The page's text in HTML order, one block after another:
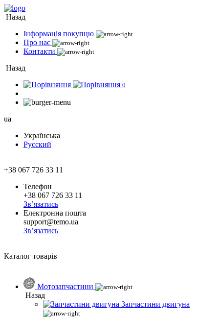
Назад
Інформація покупцю
Про нас
Контакти
Назад
0
ua
Українська
Русский
+38 067 726 33 11
Телефон
+38 067 726 33 11
Зв’язатись
Електронна пошта
support@temo.ua
Зв’язатись
Каталог товарів
Мотозапчастини
Назад
Запчастини двигуна